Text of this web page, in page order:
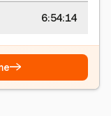
6:54:15
→